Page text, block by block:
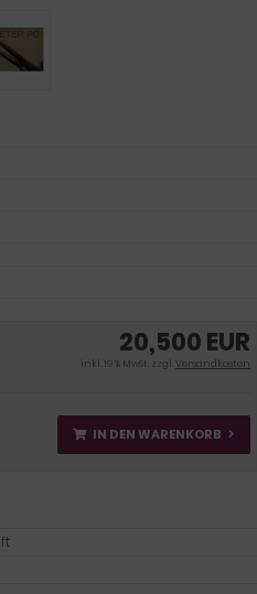
20,500 EUR
inkl. 19 % MwSt. zzgl.Versandkosten
IN DEN WARENKORB